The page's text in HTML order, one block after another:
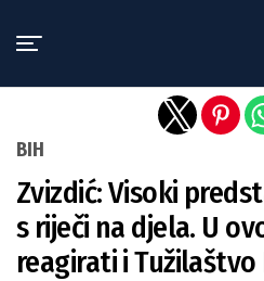
BIH
Zvizdić: Visoki
s riječi na djela. U
reagirati i Tužilaštvo